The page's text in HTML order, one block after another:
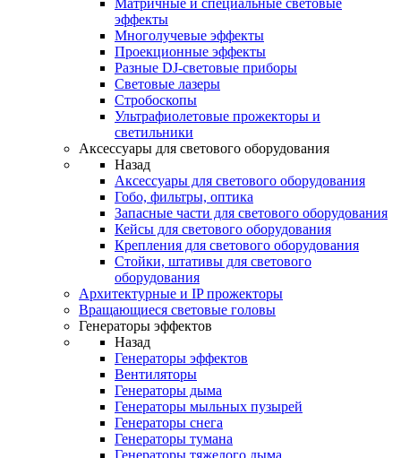
Матричные и специальные световые
эффекты
Многолучевые эффекты
Проекционные эффекты
Разные DJ-световые приборы
Световые лазеры
Стробоскопы
Ультрафиолетовые прожекторы и
светильники
Аксессуары для светового оборудования
Назад
Аксессуары для светового оборудования
Гобо, фильтры, оптика
Запасные части для светового оборудования
Кейсы для светового оборудования
Крепления для светового оборудования
Стойки, штативы для светового
оборудования
Архитектурные и IP прожекторы
Вращающиеся световые головы
Генераторы эффектов
Назад
Генераторы эффектов
Вентиляторы
Генераторы дыма
Генераторы мыльных пузырей
Генераторы снега
Генераторы тумана
Генераторы тяжелого дыма